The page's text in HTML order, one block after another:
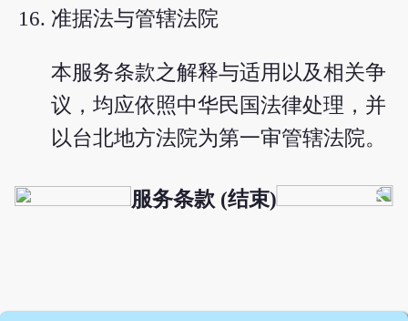
准据法与管辖法院
本服务条款之解释与适用以及相关争
议，均应依照中华民国法律处理，并
以台北地方法院为第一审管辖法院。
服务条款 (结束)